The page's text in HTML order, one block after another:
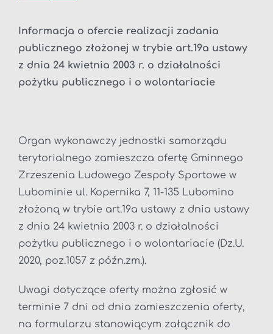
Informacja o ofercie realizacji zadania
publicznego złożonej w trybie art.19a ustawy
z dnia 24 kwietnia 2003 r. o działalności
pożytku publicznego i o wolontariacie
Organ wykonawczy jednostki samorządu
terytorialnego zamieszcza ofertę Gminnego
Zrzeszenia Ludowego Zespoły Sportowe w
Lubominie ul. Kopernika 7, 11-135 Lubomino
złożoną w trybie art.19a ustawy z dnia ustawy
z dnia 24 kwietnia 2003 r. o działalności
pożytku publicznego i o wolontariacie (Dz.U.
2020, poz.1057 z późn.zm.).
Uwagi dotyczące oferty można zgłosić w
terminie 7 dni od dnia zamieszczenia oferty,
na formularzu stanowiącym załącznik do